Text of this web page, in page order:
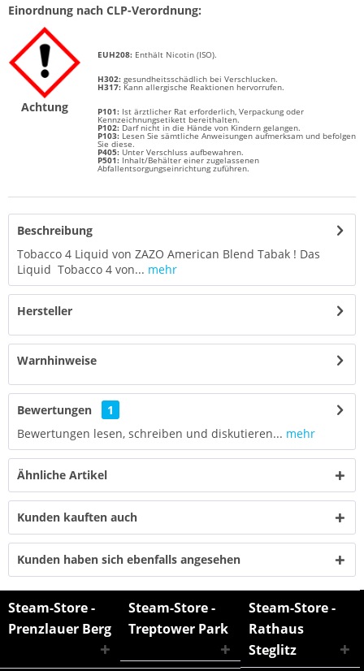
Einordnung nach CLP-Verordnung:
Achtung
EUH208: Enthält Nicotin (ISO).
H302: gesundheitsschädlich bei Verschlucken.
H317: Kann allergische Reaktionen hervorrufen.
P101: Ist ärztlicher Rat erforderlich, Verpackung oder
Kennzeichnungsetikett bereithalten.
P102: Darf nicht in die Hände von Kindern gelangen.
P103: Lesen Sie sämtliche Anweisungen aufmerksam und befolgen
Sie diese.
P405: Unter Verschluss aufbewahren.
P501: Inhalt/Behälter einer zugelassenen
Abfallentsorgungseinrichtung zuführen.
Beschreibung
Tobacco 4 Liquid von ZAZO American Blend Tabak ! Das
Liquid Tobacco 4 von... mehr
Hersteller
Warnhinweise
Bewertungen
1
Bewertungen lesen, schreiben und diskutieren... mehr
Ähnliche Artikel
Kunden kauften auch
Kunden haben sich ebenfalls angesehen
Steam-Store -
Prenzlauer Berg
Steam-Store -
Treptower Park
Steam-Store -
Rathaus
Steglitz